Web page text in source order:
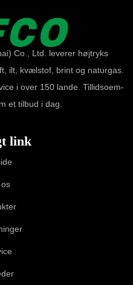
Co., Ltd. leverer højtryks
ilt, kvælstof, brint og naturgas.
i over 150 lande. Tillidsoem-
et tilbud i dag.
link